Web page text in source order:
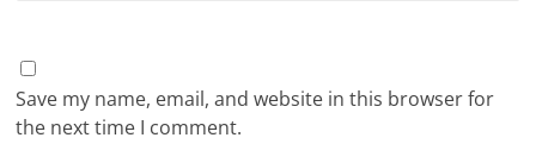
Save my name, email, and website in this browser for
the next time I comment.